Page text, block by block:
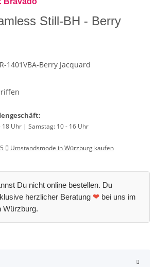
Still-BH - Berry
1401VBA-Berry Jacquard
18 Uhr | Samstag: 10 - 16 Uhr
Umstandsmode in Würzburg kaufen
Du nicht online bestellen. Du
herzlicher Beratung ❤ bei uns im
Würzburg.